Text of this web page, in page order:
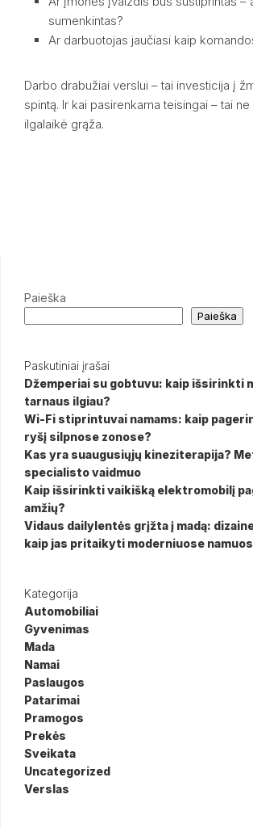
sumenkintas?
Ar darbuotojas jaučiasi kaip
Darbo drabužiai verslui – tai investicija į
spintą. Ir kai pasirenkama teisingai – tai
ilgalaikė grąža.
Paieška
Paieška
Paskutiniai įrašai
Džemperiai su gobtuvu: kaip išsirinkti
tarnaus ilgiau?
Wi-Fi stiprintuvai namams: kaip
ryšį silpnose zonose?
Kas yra suaugusiųjų kineziterapija?
specialisto vaidmuo
Kaip išsirinkti vaikišką elektromobilį
amžių?
Vidaus dailylentės grįžta į madą:
kaip jas pritaikyti moderniuose
Kategorija
Automobiliai
Gyvenimas
Mada
Namai
Paslaugos
Patarimai
Pramogos
Prekės
Sveikata
Uncategorized
Verslas